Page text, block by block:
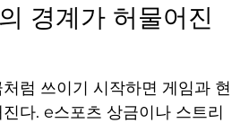
경계가 허물어진
럼 쓰이기 시작하면 게임과 현
다. e스포츠 상금이나 스트리